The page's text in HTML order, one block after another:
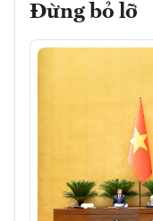
Đừng bỏ lỡ